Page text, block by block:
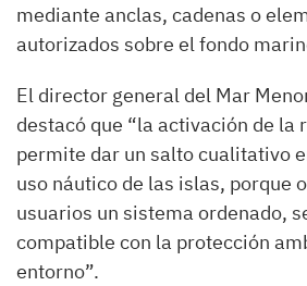
mediante anclas, cadenas o
autorizados sobre el fondo
El director general del Mar
destacó que “la activación de la
permite dar un salto cualitativo
uso náutico de las islas, porque
usuarios un sistema ordenado,
compatible con la protección
entorno”.